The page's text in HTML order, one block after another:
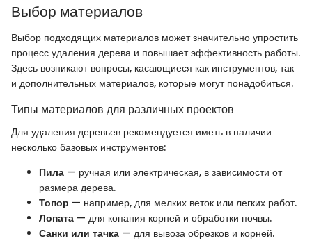
Выбор материалов
Выбор подходящих материалов может значительно упростить
процесс удаления дерева и повышает эффективность работы.
Здесь возникают вопросы, касающиеся как инструментов, так
и дополнительных материалов, которые могут понадобиться.
Типы материалов для различных проектов
Для удаления деревьев рекомендуется иметь в наличии
несколько базовых инструментов:
Пила — ручная или электрическая, в зависимости от
размера дерева.
Топор — например, для мелких веток или легких работ.
Лопата — для копания корней и обработки почвы.
Санки или тачка — для вывоза обрезков и корней.